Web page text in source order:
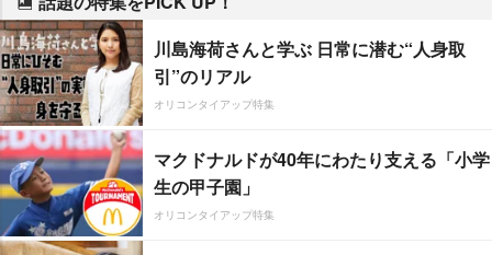
川島海荷さんと学ぶ 日常に潜む“人身取
引”のリアル
オリコンタイアップ特集
マクドナルドが40年にわたり支える「小学
生の甲子園」
オリコンタイアップ特集